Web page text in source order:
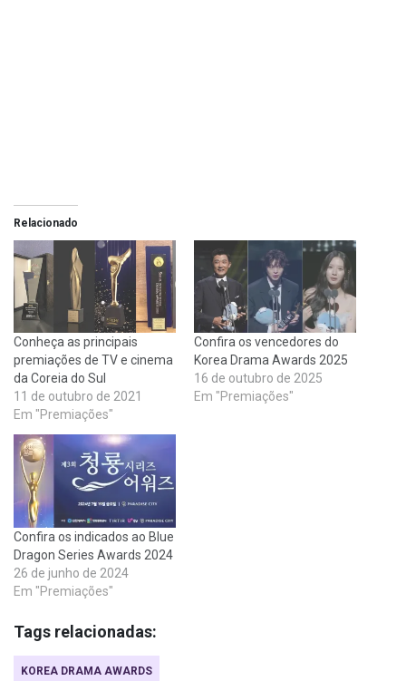
Relacionado
Conheça as principais
premiações de TV e cinema
da Coreia do Sul
11 de outubro de 2021
Em "Premiações"
Confira os vencedores do
Korea Drama Awards 2025
16 de outubro de 2025
Em "Premiações"
Confira os indicados ao Blue
Dragon Series Awards 2024
26 de junho de 2024
Em "Premiações"
Tags relacionadas:
KOREA DRAMA AWARDS